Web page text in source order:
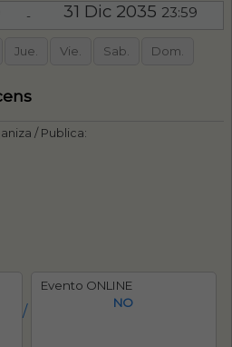
- 31 Dic 2035 23:59
Jue. Vie. Sab. Dom.
/ Publica:
/
Evento ONLINE
NO